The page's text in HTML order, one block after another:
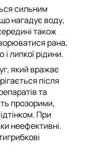
сильним
нагадує воду,
також
рана,
липкої рідини.
який вражає
після
та
прозорими,
При
неефективні.